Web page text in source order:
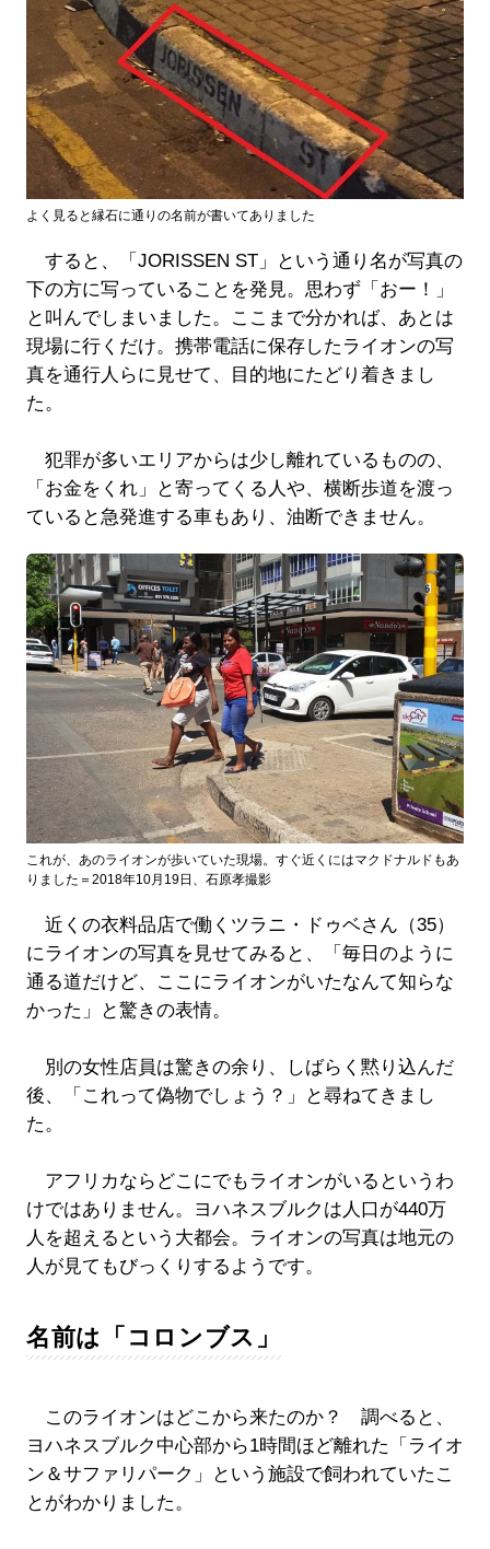
よく見ると縁石に通りの名前が書いてありました
すると、「JORISSEN ST」という通り名が写真の
下の方に写っていることを発見。思わず「おー！」
と叫んでしまいました。ここまで分かれば、あとは
現場に行くだけ。携帯電話に保存したライオンの写
真を通行人らに見せて、目的地にたどり着きまし
た。
犯罪が多いエリアからは少し離れているものの、
「お金をくれ」と寄ってくる人や、横断歩道を渡っ
ていると急発進する車もあり、油断できません。
これが、あのライオンが歩いていた現場。すぐ近くにはマクドナルドもあ
りました＝2018年10月19日、石原孝撮影
近くの衣料品店で働くツラニ・ドゥベさん（35）
にライオンの写真を見せてみると、「毎日のように
通る道だけど、ここにライオンがいたなんて知らな
かった」と驚きの表情。
別の女性店員は驚きの余り、しばらく黙り込んだ
後、「これって偽物でしょう？」と尋ねてきまし
た。
アフリカならどこにでもライオンがいるというわ
けではありません。ヨハネスブルクは人口が440万
人を超えるという大都会。ライオンの写真は地元の
人が見てもびっくりするようです。
名前は「コロンブス」
このライオンはどこから来たのか？ 調べると、
ヨハネスブルク中心部から1時間ほど離れた「ライオ
ン＆サファリパーク」という施設で飼われていたこ
とがわかりました。